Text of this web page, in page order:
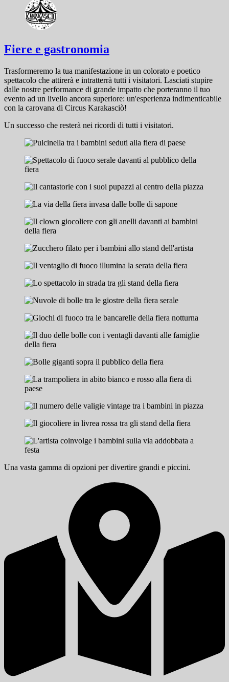
Fiere e gastronomia
Trasformeremo la tua manifestazione in un colorato e poetico
spettacolo che attirerà e intratterrà tutti i visitatori. Lasciati stupire
dalle nostre performance di grande impatto che porteranno il tuo
evento ad un livello ancora superiore: un'esperienza indimenticabile
con la carovana di Circus Karakasciò!
Un successo che resterà nei ricordi di tutti i visitatori.
Una vasta gamma di opzioni per divertire grandi e piccini.